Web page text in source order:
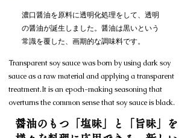
濃口醤油を原料に透明化処理をして、透明
の醤油が誕生しました。醤油は黒いという
常識を覆した、画期的な調味料です。
Transparent soy sauce was born by using dark soy
sauce as a raw material and applying a transparent
treatment.It is an epoch-making seasoning that
overturns the common sense that soy sauce is black.
醤油のもつ「塩味」と「旨味」を